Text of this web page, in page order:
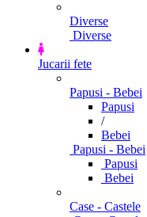
Diverse
Diverse
Jucarii fete
Papusi - Bebei
Papusi
/
Bebei
Papusi - Bebei
Papusi
Bebei
Case - Castele